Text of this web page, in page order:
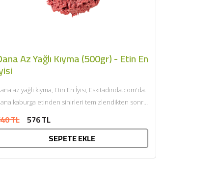
Az Yağlı Kıyma (500gr) - Etin En
az yağlı kıyma, Etin En İyisi, Eskitadinda.com'da.
kaburga etinden sinirleri temizlendikten sonra
TL 576 TL
SEPETE EKLE